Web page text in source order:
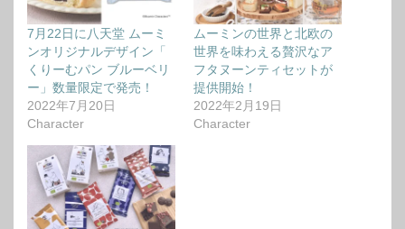
7月22日に八天堂 ムーミ
ンオリジナルデザイン「
くりーむパン ブルーベリ
ー」数量限定で発売！
2022年7月20日
Character
ムーミンの世界と北欧の
世界を味わえる贅沢なア
フタヌーンティセットが
提供開始！
2022年2月19日
Character